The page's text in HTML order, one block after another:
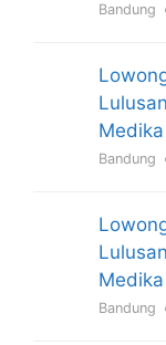
Bandung
Bandung
Bandung